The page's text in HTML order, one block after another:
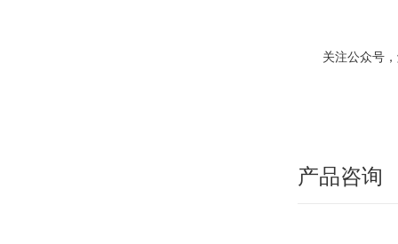
关注公众号
产品咨询